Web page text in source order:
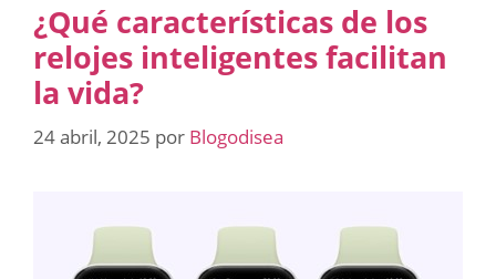
¿Qué características de los
relojes inteligentes facilitan
la vida?
24 abril, 2025 por Blogodisea